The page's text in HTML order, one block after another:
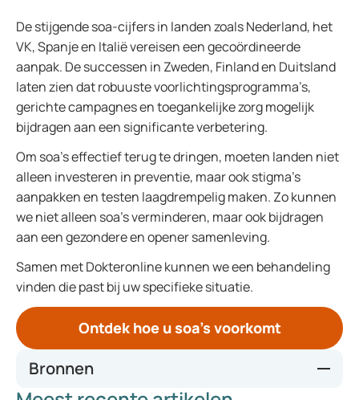
De stijgende soa-cijfers in landen zoals Nederland, het
VK, Spanje en Italië vereisen een gecoördineerde
aanpak. De successen in Zweden, Finland en Duitsland
laten zien dat robuuste voorlichtingsprogramma’s,
gerichte campagnes en toegankelijke zorg mogelijk
bijdragen aan een significante verbetering.
Om soa’s effectief terug te dringen, moeten landen niet
alleen investeren in preventie, maar ook stigma’s
aanpakken en testen laagdrempelig maken. Zo kunnen
we niet alleen soa’s verminderen, maar ook bijdragen
aan een gezondere en opener samenleving.
Samen met Dokteronline kunnen we een behandeling
vinden die past bij uw specifieke situatie.
Ontdek hoe u soa’s voorkomt
Bronnen